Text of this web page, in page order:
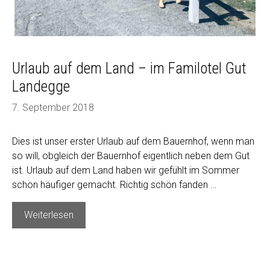
Urlaub auf dem Land – im Familotel Gut
Landegge
7. September 2018
Dies ist unser erster Urlaub auf dem Bauernhof, wenn man
so will, obgleich der Bauernhof eigentlich neben dem Gut
ist. Urlaub auf dem Land haben wir gefühlt im Sommer
schon häufiger gemacht. Richtig schön fanden …
Weiterlesen
auf